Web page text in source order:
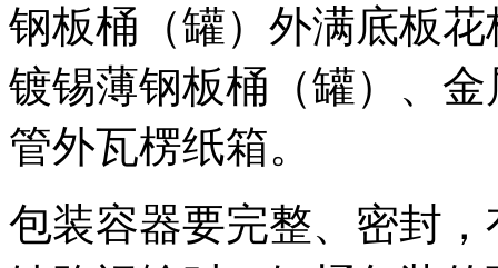
钢板桶（罐）外满底板
镀锡薄钢板桶（罐）、
管外瓦楞纸箱。
包装容器要完整、密封